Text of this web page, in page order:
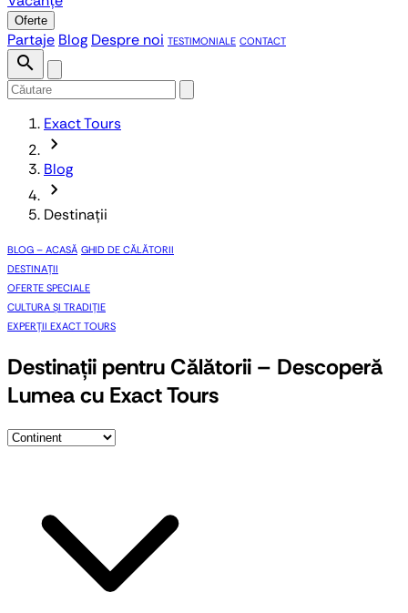
Oferte
Partaje Blog Despre noi TESTIMONIALE CONTACT
search
Exact Tours
chevron_forward
Blog
chevron_forward
Destinații
BLOG – ACASĂ GHID DE CĂLĂTORII
DESTINAȚII
OFERTE SPECIALE
CULTURA ȘI TRADIȚIE
EXPERȚII EXACT TOURS
Destinații pentru Călătorii – Descoperă
Lumea cu Exact Tours